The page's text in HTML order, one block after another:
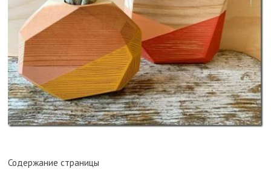
Содержание страницы